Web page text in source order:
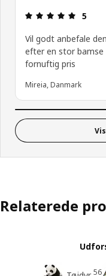
5
Vil godt anbefale
efter en stor bamse
fornuftig pris
Mireia, Danmark
Relaterede
56